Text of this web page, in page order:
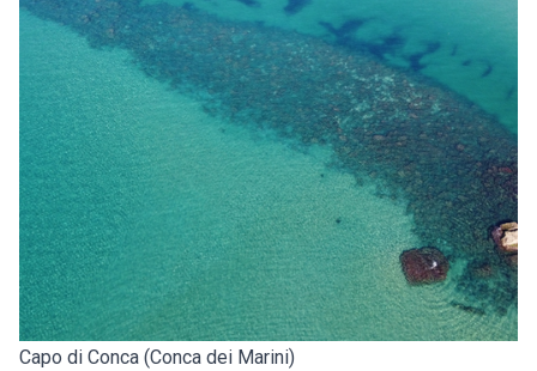
Capo di Conca (Conca dei Marini)